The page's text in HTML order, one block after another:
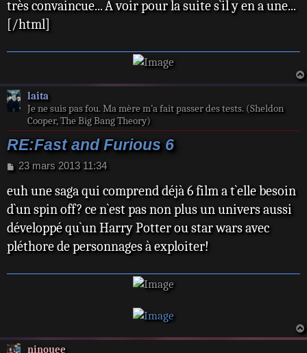
très convaincue... A voir pour la suite s`il y en a une...
[/html]
laita
Je ne suis pas fou. Ma mère m’a fait passer des tests. (Sheldon
Cooper, The Big Bang Theory)
RE:Fast and Furious 6
M
s
s
a
g
e
23 mars 2013 11:34
euh une saga qui comprend déjà 6 film a t`elle besoin
d`un spin off? ce n`est pas non plus un univers aussi
développé qu`un Harry Potter ou star wars avec
pléthore de personnages à exploiter!
ninouee